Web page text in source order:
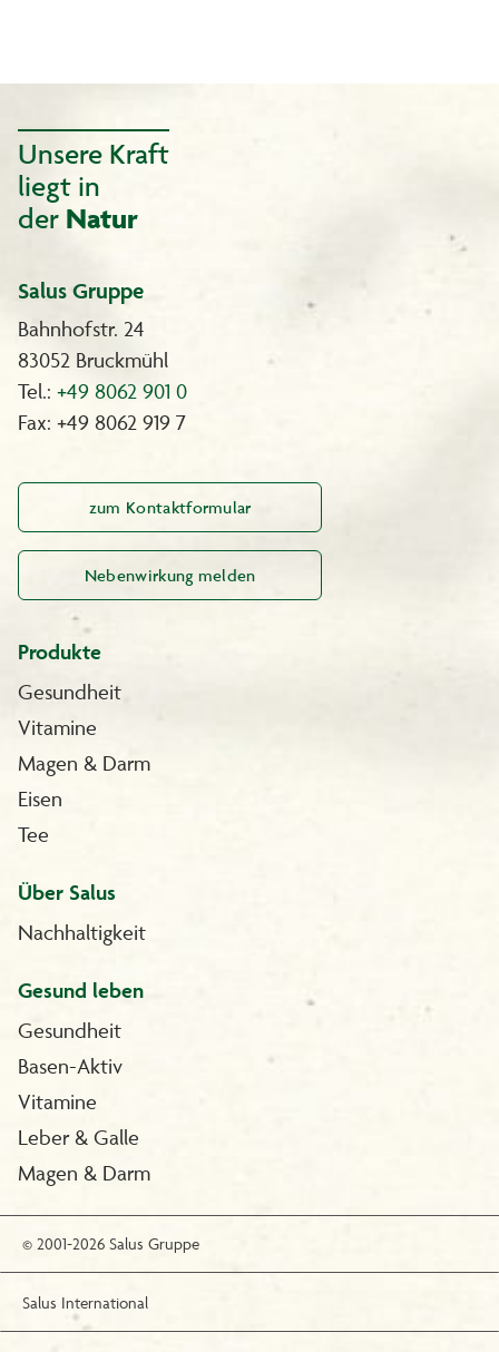
Unsere Kraft
liegt in
der Natur
Salus Gruppe
Bahnhofstr. 24
83052 Bruckmühl
Tel.: +49 8062 901 0
Fax: +49 8062 919 7
zum Kontaktformular
Nebenwirkung melden
Produkte
Gesundheit
Vitamine
Magen & Darm
Eisen
Tee
Über Salus
Nachhaltigkeit
Gesund leben
Gesundheit
Basen-Aktiv
Vitamine
Leber & Galle
Magen & Darm
© 2001-2026 Salus Gruppe
Salus International